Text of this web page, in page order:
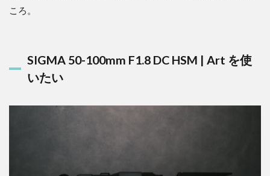
ころ。
SIGMA 50-100mm F1.8 DC HSM | Art を使
いたい